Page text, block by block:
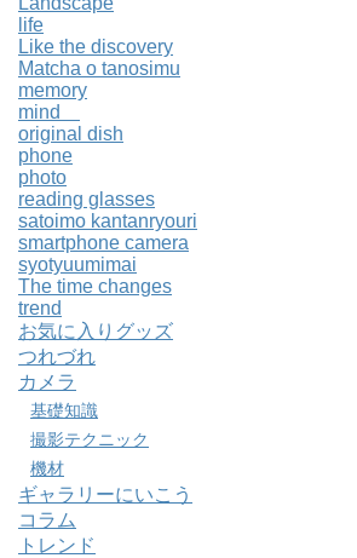
life
Like the discovery
Matcha o tanosimu
memory
mind
original dish
phone
photo
reading glasses
satoimo kantanryouri
smartphone camera
syotyuumimai
The time changes
trend
お気に入りグッズ
つれづれ
カメラ
基礎知識
撮影テクニック
機材
ギャラリーにいこう
コラム
トレンド